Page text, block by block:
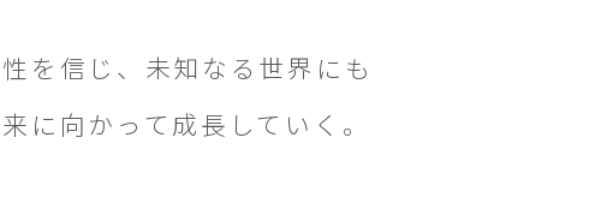
を信じ、未知なる世界にも
に向かって成長していく。